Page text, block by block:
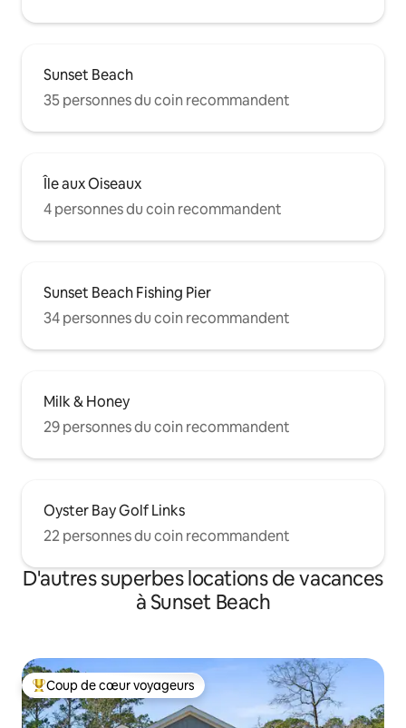
Sunset Beach
35 personnes du coin recommandent
Île aux Oiseaux
4 personnes du coin recommandent
Sunset Beach Fishing Pier
34 personnes du coin recommandent
Milk & Honey
29 personnes du coin recommandent
Oyster Bay Golf Links
22 personnes du coin recommandent
D'autres superbes locations de vacances
à Sunset Beach
Coup de cœur voyageurs parmi les plus aimés
Coup de cœur voyageurs